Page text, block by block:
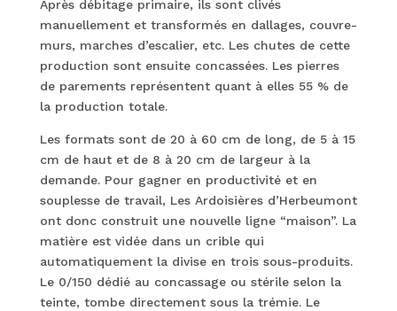
Après débitage primaire, ils sont clivés
manuellement et transformés en dallages, couvre-
murs, marches d’escalier, etc. Les chutes de cette
production sont ensuite concassées. Les pierres
de parements représentent quant à elles 55 % de
la production totale.
Les formats sont de 20 à 60 cm de long, de 5 à 15
cm de haut et de 8 à 20 cm de largeur à la
demande. Pour gagner en productivité et en
souplesse de travail, Les Ardoisières d’Herbeumont
ont donc construit une nouvelle ligne “maison”. La
matière est vidée dans un crible qui
automatiquement la divise en trois sous-produits.
Le 0/150 dédié au concassage ou stérile selon la
teinte, tombe directement sous la trémie. Le